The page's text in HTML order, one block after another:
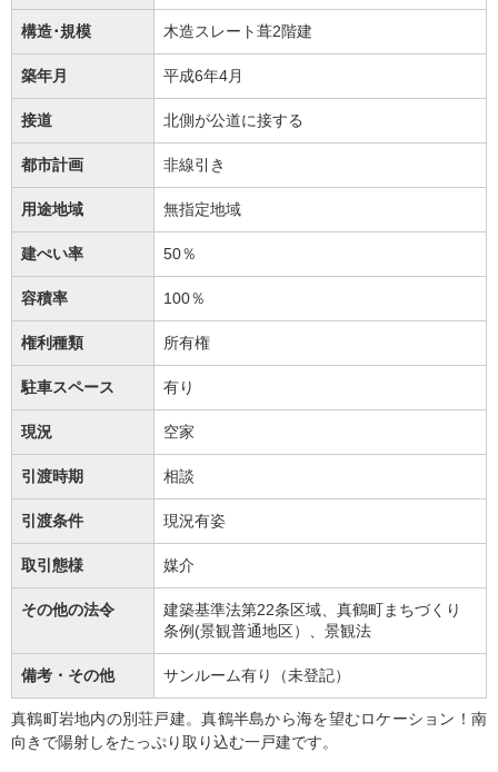
構造･規模 木造スレート葺2階建
築年月 平成6年4月
接道 北側が公道に接する
都市計画 非線引き
用途地域 無指定地域
建ぺい率 50％
容積率 100％
権利種類 所有権
駐車スペース 有り
現況 空家
引渡時期 相談
引渡条件 現況有姿
取引態様 媒介
その他の法令
建築基準法第22条区域、真鶴町まちづくり
条例(景観普通地区）、景観法
備考・その他 サンルーム有り（未登記）
真鶴町岩地内の別荘戸建。真鶴半島から海を望むロケーション！南
向きで陽射しをたっぷり取り込む一戸建です。